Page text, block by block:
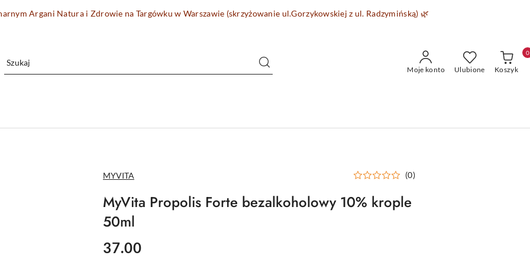
Argani Natura i Zdrowie na Targówku w Warszawie (skrzyżowanie ul.Gorzykowskiej z ul. Radzymińską) 🌿
Moje konto Ulubione Koszyk
0
NAZWA
PRODUCENTA:
MYVITA (0)
MyVita Propolis Forte bezalkoholowy 10% krople
50ml
cena:
37.00